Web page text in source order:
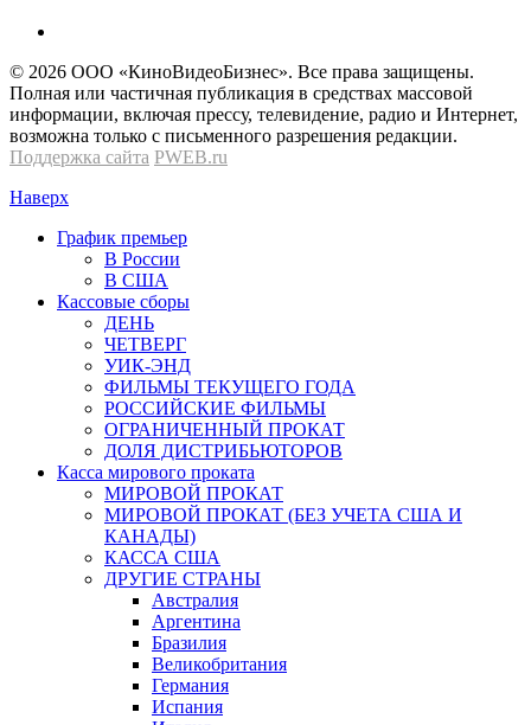
© 2026 OOО «КиноВидеоБизнес». Все права защищены.
Полная или частичная публикация в средствах массовой
информации, включая прессу, телевидение, радио и Интернет,
возможна только с письменного разрешения редакции.
Поддержка сайта PWEB.ru
Наверх
График премьер
В России
В США
Кассовые сборы
ДЕНЬ
ЧЕТВЕРГ
УИК-ЭНД
ФИЛЬМЫ ТЕКУЩЕГО ГОДА
РОССИЙСКИЕ ФИЛЬМЫ
ОГРАНИЧЕННЫЙ ПРОКАТ
ДОЛЯ ДИСТРИБЬЮТОРОВ
Касса мирового проката
МИРОВОЙ ПРОКАТ
МИРОВОЙ ПРОКАТ (БЕЗ УЧЕТА США И
КАНАДЫ)
КАССА США
ДРУГИЕ СТРАНЫ
Австралия
Аргентина
Бразилия
Великобритания
Германия
Испания